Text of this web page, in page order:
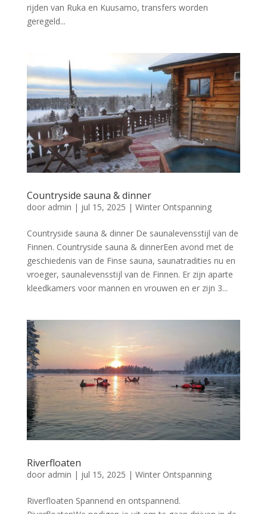
rijden van Ruka en Kuusamo, transfers worden
geregeld...
Countryside sauna & dinner
door admin | jul 15, 2025 | Winter Ontspanning
Countryside sauna & dinner De saunalevensstijl van de
Finnen. Countryside sauna & dinnerEen avond met de
geschiedenis van de Finse sauna, saunatradities nu en
vroeger, saunalevensstijl van de Finnen. Er zijn aparte
kleedkamers voor mannen en vrouwen en er zijn 3...
Riverfloaten
door admin | jul 15, 2025 | Winter Ontspanning
Riverfloaten Spannend en ontspannend.